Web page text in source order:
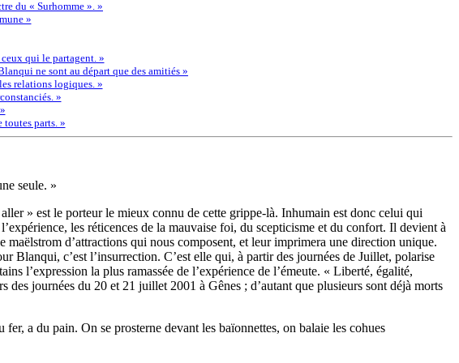
du « Surhomme ». »
»
qui le partagent. »
ne sont au départ que des amitiés »
relations logiques. »
»
parts. »
seule. »
» est le porteur le mieux connu de cette grippe-là. Inhumain est donc celui qui
les réticences de la mauvaise foi, du scepticisme et du confort. Il devient à
maëlstrom d’attractions qui nous composent, et leur imprimera une direction unique.
Blanqui, c’est l’insurrection. C’est elle qui, à partir des journées de Juillet, polarise
l’expression la plus ramassée de l’expérience de l’émeute. « Liberté, égalité,
journées du 20 et 21 juillet 2001 à Gênes ; d’autant que plusieurs sont déjà morts
a du pain. On se prosterne devant les baïonnettes, on balaie les cohues